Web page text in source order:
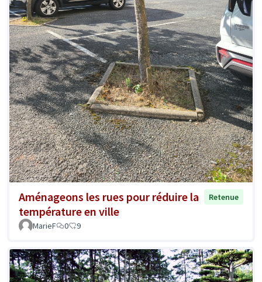
Aménageons les rues pour réduire la
température en ville
Retenue
MarieF 0 9